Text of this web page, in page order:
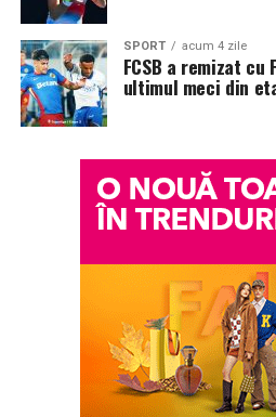
SPORT acum 4 zile
FCSB a remizat cu
ultimul meci din